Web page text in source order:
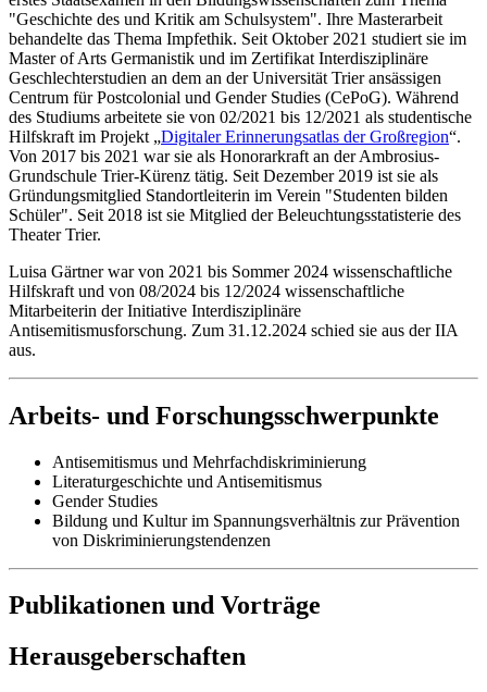
"Geschichte des und Kritik am Schulsystem". Ihre Masterarbeit
behandelte das Thema Impfethik. Seit Oktober 2021 studiert sie im
Master of Arts Germanistik und im Zertifikat Interdisziplinäre
Geschlechterstudien an dem an der Universität Trier ansässigen
Centrum für Postcolonial und Gender Studies (CePoG). Während
des Studiums arbeitete sie von 02/2021 bis 12/2021 als studentische
Hilfskraft im Projekt „Digitaler Erinnerungsatlas der Großregion“.
Von 2017 bis 2021 war sie als Honorarkraft an der Ambrosius-
Grundschule Trier-Kürenz tätig. Seit Dezember 2019 ist sie als
Gründungsmitglied Standortleiterin im Verein "Studenten bilden
Schüler". Seit 2018 ist sie Mitglied der Beleuchtungsstatisterie des
Theater Trier.
Luisa Gärtner war von 2021 bis Sommer 2024 wissenschaftliche
Hilfskraft und von 08/2024 bis 12/2024 wissenschaftliche
Mitarbeiterin der Initiative Interdisziplinäre
Antisemitismusforschung. Zum 31.12.2024 schied sie aus der IIA
aus.
Arbeits- und Forschungsschwerpunkte
Antisemitismus und Mehrfachdiskriminierung
Literaturgeschichte und Antisemitismus
Gender Studies
Bildung und Kultur im Spannungsverhältnis zur Prävention
von Diskriminierungstendenzen
Publikationen und Vorträge
Herausgeberschaften